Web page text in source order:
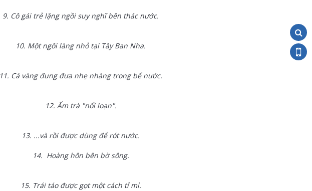
9. Cô gái trẻ lặng ngồi suy nghĩ bên thác nước.
10. Một ngôi làng nhỏ tại Tây Ban Nha.
11. Cá vàng đung đưa nhẹ nhàng trong bể nước.
12. Ấm trà "nổi loạn".
13. ...và rồi được dùng để rót nước.
14. Hoàng hôn bên bờ sông.
15. Trái táo được gọt một cách tỉ mỉ.